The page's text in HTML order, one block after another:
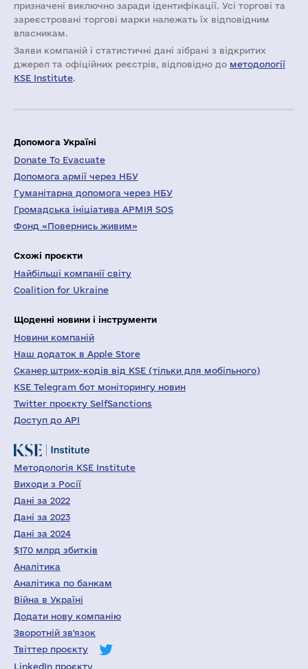
призначені виключно заради ідентифікації. Усі торгові та
зареєстровані торгові марки належать їх відповідним
власникам.
Заяви компаній i статистичні дані зібрані з відкритих
джерел та офіційних реєстрів, відповідно до методології
KSE Institute.
Допомога Україні
Donate To Evacuate
Допомога армії через НБУ
Гуманітарна допомога через НБУ
Громадська ініціатива АРМІЯ SOS
Фонд «Повернись живим»
Схожі проєкти
Найбільші компанії світу
Coalition for Ukraine
Щоденні новини і інструменти
Новини компаній
Наш додаток в Apple Store
Сканер штрих-кодів від KSE (тільки для мобільного)
KSE Telegram бот моніторингу новин
Twitter проєкту SelfSanctions
Доступ до API
Методологія KSE Institute
Виходи з Росії
Дані за 2022
Дані за 2023
Дані за 2024
$170 млрд збитків
Аналітика
Аналітика по банкам
Війна в Україні
Додати нову компанію
Зворотній зв'язок
Твіттер проєкту
LinkedIn проєкту